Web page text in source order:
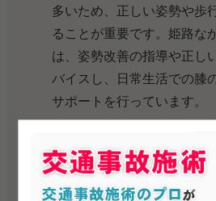
多いため、正しい姿勢や歩
ることが重要です。姫路な
は、姿勢改善の指導や正し
バイスし、日常生活での膝
サポートを行っています。
膝痛を予防・改善するため